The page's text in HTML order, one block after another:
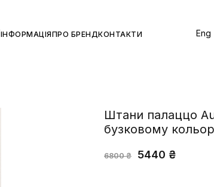
ІНФОРМАЦІЯПРО БРЕНДКОНТАКТИ Eng
Штани палаццо
бузковому
6800 ₴ 5440 ₴